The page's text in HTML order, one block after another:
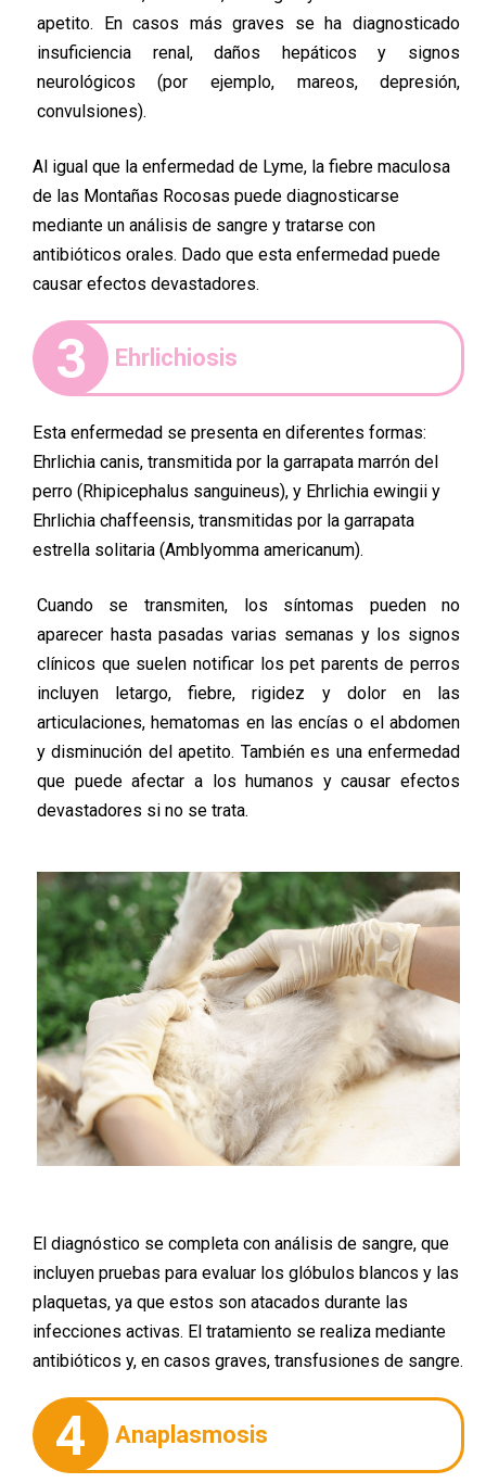
apetito. En casos más graves se ha diagnosticado
insuficiencia renal, daños hepáticos y signos
neurológicos (por ejemplo, mareos, depresión,
convulsiones).
Al igual que la enfermedad de Lyme, la fiebre maculosa
de las Montañas Rocosas puede diagnosticarse
mediante un análisis de sangre y tratarse con
antibióticos orales. Dado que esta enfermedad puede
causar efectos devastadores.
3 Ehrlichiosis
Esta enfermedad se presenta en diferentes formas:
Ehrlichia canis, transmitida por la garrapata marrón del
perro (Rhipicephalus sanguineus), y Ehrlichia ewingii y
Ehrlichia chaffeensis, transmitidas por la garrapata
estrella solitaria (Amblyomma americanum).
Cuando se transmiten, los síntomas pueden no
aparecer hasta pasadas varias semanas y los signos
clínicos que suelen notificar los pet parents de perros
incluyen letargo, fiebre, rigidez y dolor en las
articulaciones, hematomas en las encías o el abdomen
y disminución del apetito. También es una enfermedad
que puede afectar a los humanos y causar efectos
devastadores si no se trata.
El diagnóstico se completa con análisis de sangre, que
incluyen pruebas para evaluar los glóbulos blancos y las
plaquetas, ya que estos son atacados durante las
infecciones activas. El tratamiento se realiza mediante
antibióticos y, en casos graves, transfusiones de sangre.
4 Anaplasmosis